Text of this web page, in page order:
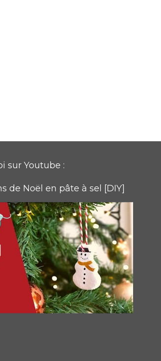
sur Youtube :
de Noël en pâte à sel [DIY]